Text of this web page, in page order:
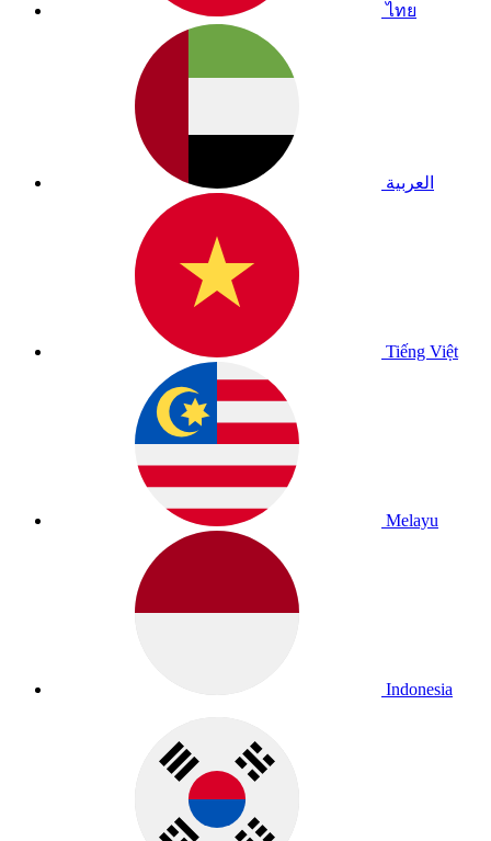
ไทย
العربية
Tiếng Việt
Melayu
Indonesia